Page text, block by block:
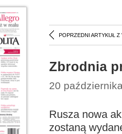
POPRZEDNI ARTYKUŁ Z
Zbrodnia
20
Rusza nowa
zostaną